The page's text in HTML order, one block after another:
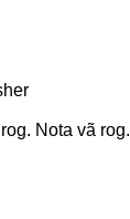
Nota vã rog.